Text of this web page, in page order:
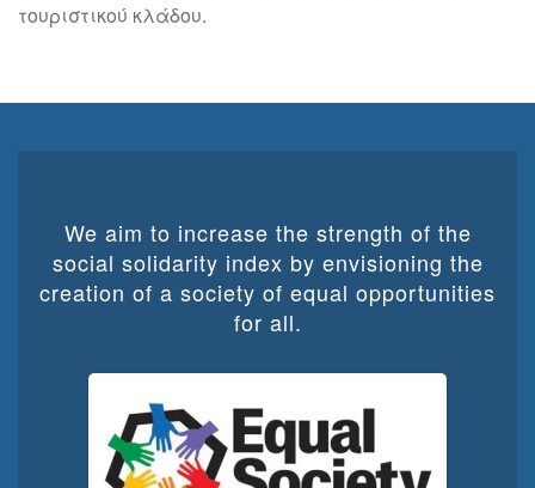
τουριστικού κλάδου.
We aim to increase the strength of the
social solidarity index by envisioning the
creation of a society of equal opportunities
for all.